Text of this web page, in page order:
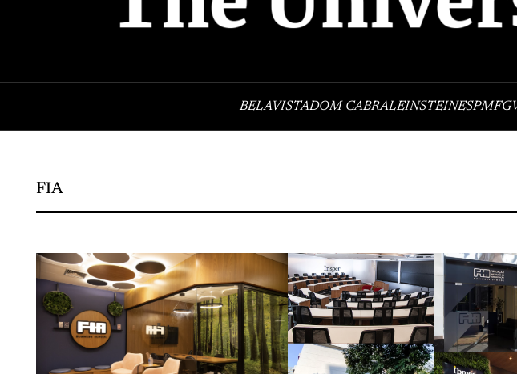
BELAVISTADOM CABRALEINSTEINESPM
FIA